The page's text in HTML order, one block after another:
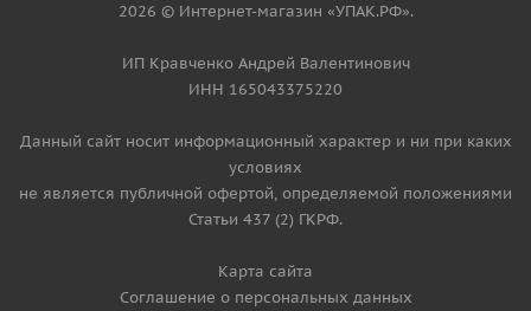
2026 © Интернет-магазин «УПАК.РФ».
ИП Кравченко Андрей Валентинович
ИНН 165043375220
Данный сайт носит информационный характер и ни при каких
условиях
не является публичной офертой, определяемой положениями
Статьи 437 (2) ГКРФ.
Карта сайта
Соглашение о персональных данных